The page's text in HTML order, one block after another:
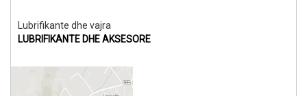
Lubrifikante dhe vajra
LUBRIFIKANTE DHE AKSESORE